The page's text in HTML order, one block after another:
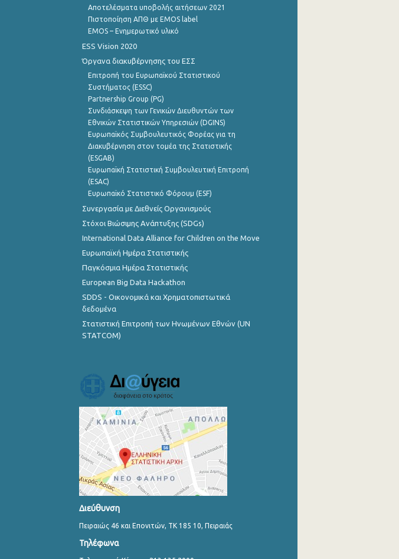
Αποτελέσματα υποβολής αιτήσεων 2021
Πιστοποίηση ΑΠΘ με EMOS label
EMOS – Ενημερωτικό υλικό
ESS Vision 2020
Όργανα διακυβέρνησης του ΕΣΣ
Επιτροπή του Ευρωπαϊκού Στατιστικού
Συστήματος (ESSC)
Partnership Group (PG)
Συνδιάσκεψη των Γενικών Διευθυντών των
Εθνικών Στατιστικών Υπηρεσιών (DGINS)
Ευρωπαϊκός Συμβουλευτικός Φορέας για τη
Διακυβέρνηση στον τομέα της Στατιστικής
(ESGAB)
Ευρωπαϊκή Στατιστική Συμβουλευτική Επιτροπή
(ESAC)
Ευρωπαϊκό Στατιστικό Φόρουμ (ESF)
Συνεργασία με Διεθνείς Οργανισμούς
Στόχοι Βιώσιμης Ανάπτυξης (SDGs)
International Data Alliance for Children on the Move
Ευρωπαϊκή Ημέρα Στατιστικής
Παγκόσμια Ημέρα Στατιστικής
European Big Data Hackathon
SDDS - Οικονομικά και Χρηματοπιστωτικά
δεδομένα
Στατιστική Επιτροπή των Ηνωμένων Εθνών (UN
STATCOM)
Διεύθυνση
Πειραιώς 46 και Επονιτών, ΤΚ 185 10, Πειραιάς
Τηλέφωνα